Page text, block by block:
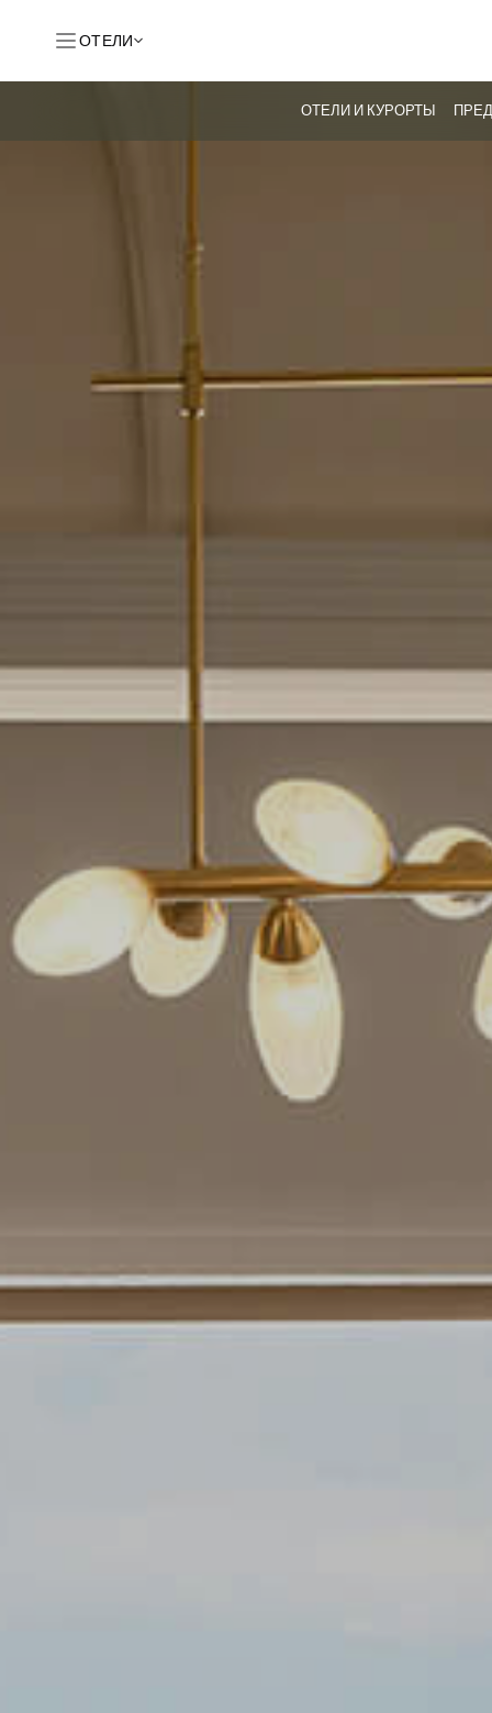
ОТЕЛИ
ОТЕЛИ И КУРОРТЫ